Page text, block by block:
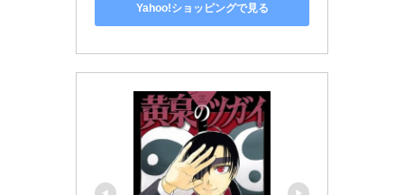
Yahoo!ショッピングで見る